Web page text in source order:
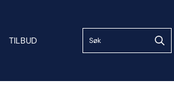
TILBUD